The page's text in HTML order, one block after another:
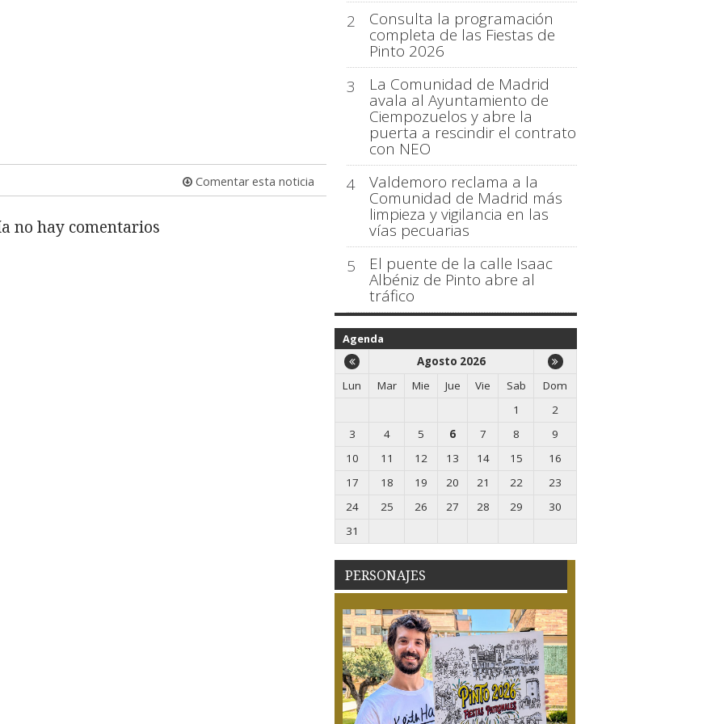
Comentar esta noticia
no hay comentarios
2
Consulta la programación
completa de las Fiestas de
Pinto 2026
3
La Comunidad de Madrid
avala al Ayuntamiento de
Ciempozuelos y abre la
puerta a rescindir el contrato
con NEO
4
Valdemoro reclama a la
Comunidad de Madrid más
limpieza y vigilancia en las
vías pecuarias
5
El puente de la calle Isaac
Albéniz de Pinto abre al
tráfico
Agenda
Agosto 2026
Lun
Mar Mie Jue Vie Sab
Dom
1
2
3
4 5 6 7 8
9
10
11 12 13 14 15
16
17
18 19 20 21 22
23
24
25 26 27 28 29
30
31
PERSONAJES